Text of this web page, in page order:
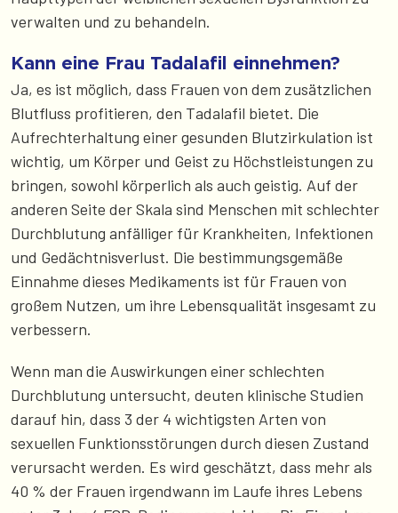
verwalten und zu behandeln.
Kann eine Frau Tadalafil einnehmen?
Ja, es ist möglich, dass Frauen von dem zusätzlichen
Blutfluss profitieren, den Tadalafil bietet. Die
Aufrechterhaltung einer gesunden Blutzirkulation ist
wichtig, um Körper und Geist zu Höchstleistungen zu
bringen, sowohl körperlich als auch geistig. Auf der
anderen Seite der Skala sind Menschen mit schlechter
Durchblutung anfälliger für Krankheiten, Infektionen
und Gedächtnisverlust. Die bestimmungsgemäße
Einnahme dieses Medikaments ist für Frauen von
großem Nutzen, um ihre Lebensqualität insgesamt zu
verbessern.
Wenn man die Auswirkungen einer schlechten
Durchblutung untersucht, deuten klinische Studien
darauf hin, dass 3 der 4 wichtigsten Arten von
sexuellen Funktionsstörungen durch diesen Zustand
verursacht werden. Es wird geschätzt, dass mehr als
40 % der Frauen irgendwann im Laufe ihres Lebens